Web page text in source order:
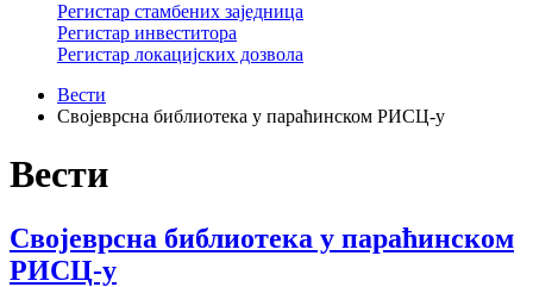
Регистар стамбених заједница
Регистар инвеститора
Регистар локацијских дозвола
Вести
Својеврсна библиотека у параћинском РИСЦ-у
Вести
Својеврсна библиотека у параћинском
РИСЦ-у